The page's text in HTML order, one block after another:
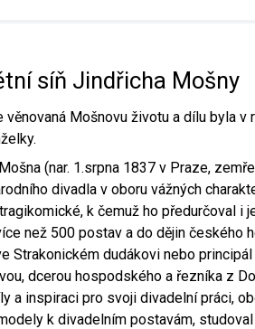
síň Jindřicha Mošny
věnovaná Mošnovu životu a dílu byla
(nar. 1.srpna 1837 v Praze,
divadla v oboru vážných
k čemuž ho předurčoval i
než 500 postav a do dějin českého
Strakonickém dudákovi nebo
dcerou hospodského a řezníka z
a inspiraci pro svoji divadelní práci,
k divadelním postavám,